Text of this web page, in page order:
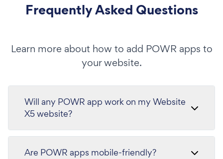
Frequently Asked Questions
Learn more about how to add POWR apps to
your website.
Will any POWR app work on my Website
X5 website?
Are POWR apps mobile-friendly?